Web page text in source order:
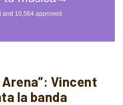
Vincent
la banda